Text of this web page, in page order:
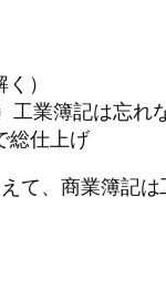
）
業簿記は忘れ
総仕上げ
、商業簿記